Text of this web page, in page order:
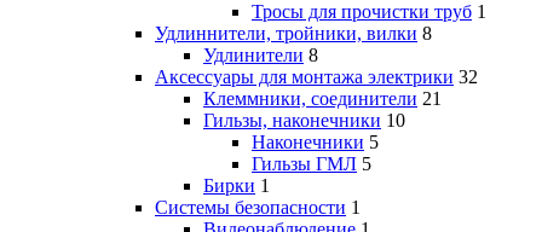
Тросы для прочистки труб 1
Удлиннители, тройники, вилки 8
Удлинители 8
Аксессуары для монтажа электрики 32
Клеммники, соединители 21
Гильзы, наконечники 10
Наконечники 5
Гильзы ГМЛ 5
Бирки 1
Системы безопасности 1